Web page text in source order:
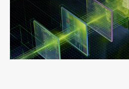
DGX Station 上の WSL により
上で Linux AI ツールチェーンに